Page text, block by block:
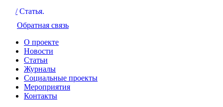
/ Статья.
Обратная связь
О проекте
Новости
Статьи
Журналы
Социальные проекты
Мероприятия
Контакты